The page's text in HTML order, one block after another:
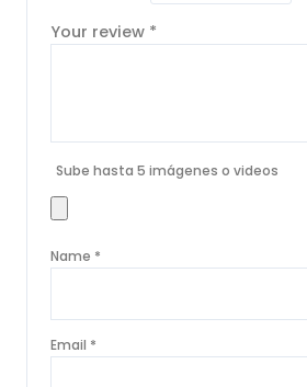
Your review *
Sube hasta 5 imágenes o videos
Name *
Email *